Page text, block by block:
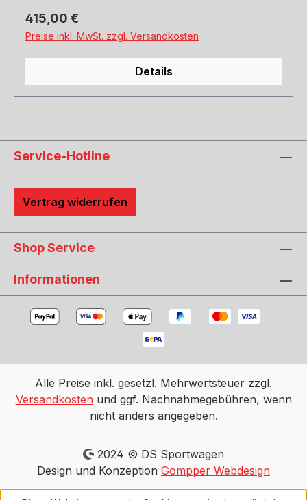
Regulärer Preis:
415,00 €
Preise inkl. MwSt. zzgl. Versandkosten
Details
Service-Hotline
Vertrag widerrufen
Shop Service
Informationen
Alle Preise inkl. gesetzl. Mehrwertsteuer zzgl.
Versandkostenund ggf. Nachnahmegebühren, wenn
nicht anders angegeben.
2024 © DS Sportwagen
Design und Konzeption Gompper Webdesign